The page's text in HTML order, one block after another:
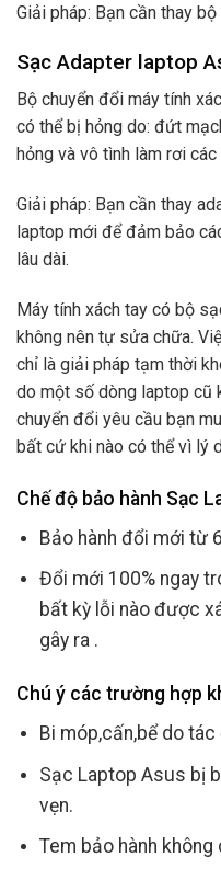
Giải pháp: Bạn cần thay
Sạc Adapter laptop
Bộ chuyển đổi máy tính
có thể bị hỏng do: đứt
hỏng và vô tình làm rơi
Giải pháp: Bạn cần thay
laptop mới để đảm bảo
lâu dài.
Máy tính xách tay có bộ
không nên tự sửa chữa.
chỉ là giải pháp tạm thời
do một số dòng laptop cũ
chuyển đổi yêu cầu bạn
bất cứ khi nào có thể vì lý
Chế độ bảo hành Sạc
Bảo hành đổi mới từ
Đổi mới 100% ngay
bất kỳ lỗi nào được
gây ra .
Chú ý các trường hợp
Bi móp,cấn,bể do
Sạc Laptop Asus bị
vẹn.
Tem bảo hành không